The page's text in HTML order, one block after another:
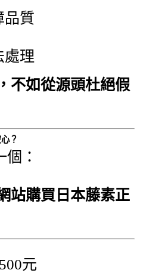
品質
處理
不如從源頭杜絕假
？
：
站購買日本藤素正
元